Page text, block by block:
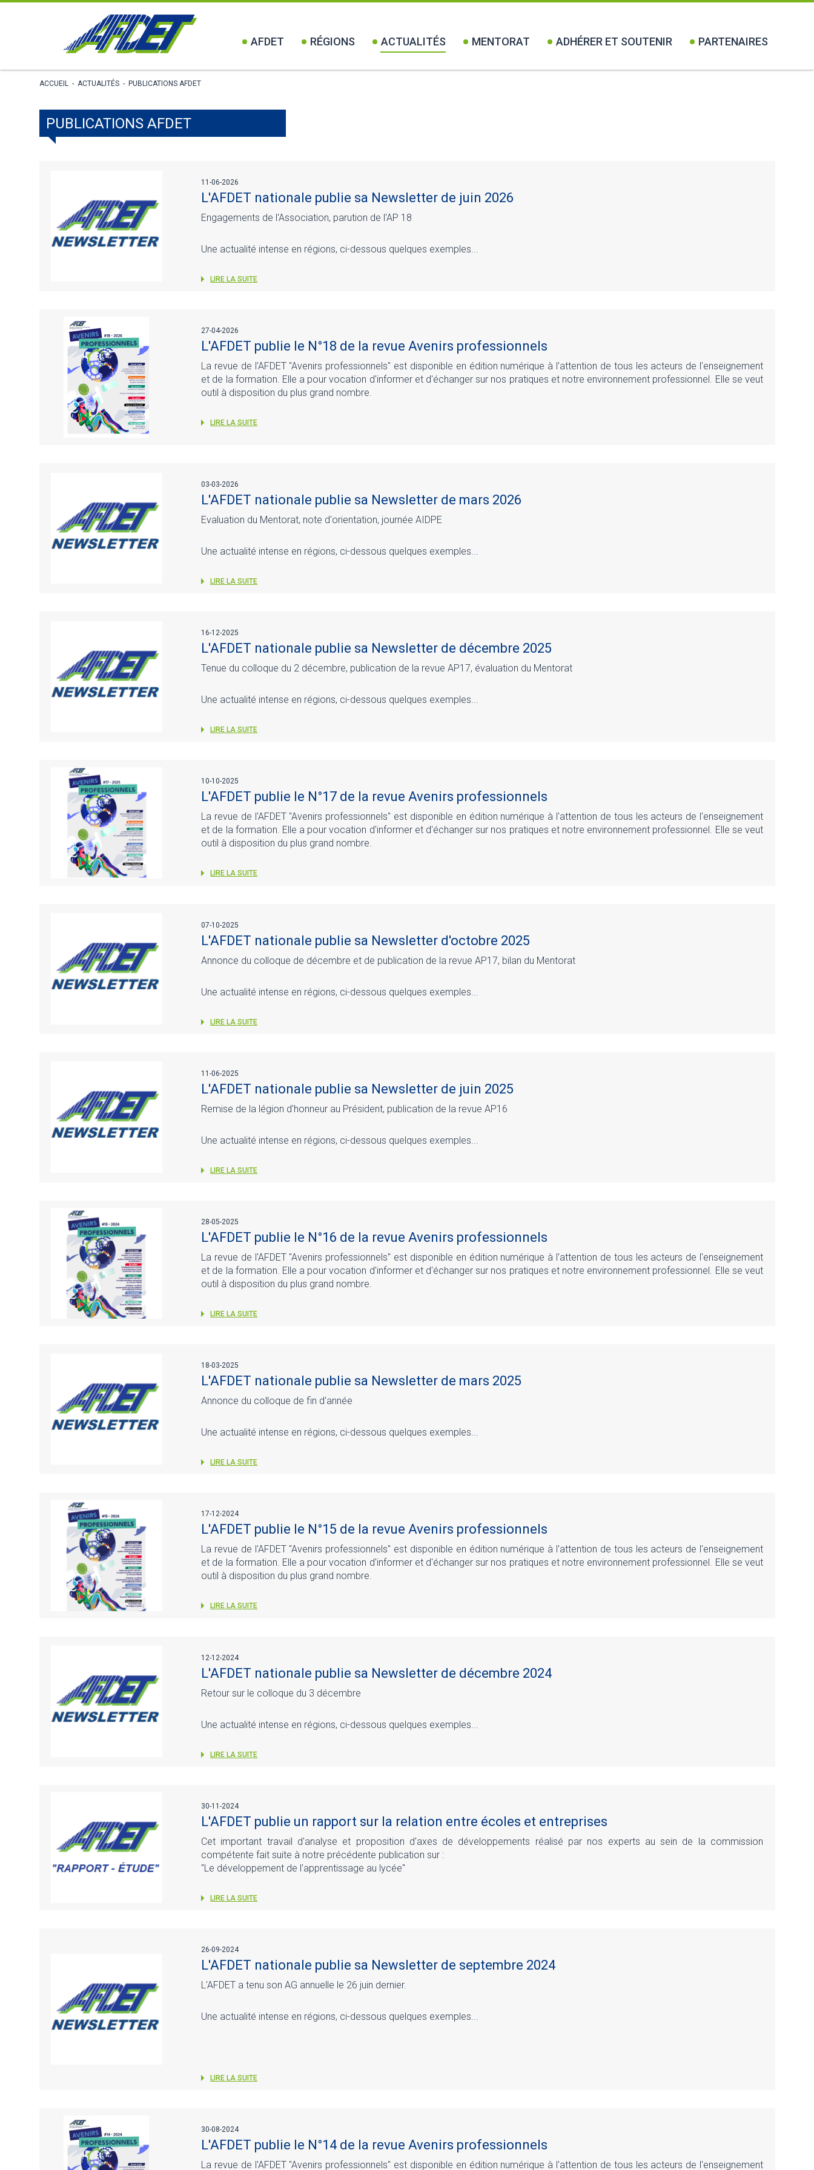
AFDET RÉGIONS ACTUALITÉS MENTORAT ADHÉRER ET SOUTENIR PARTENAIRES
ACCUEIL- ACTUALITÉS- PUBLICATIONS AFDET
PUBLICATIONS AFDET
11-06-2026
L'AFDET nationale publie sa Newsletter de juin 2026
Engagements de l'Association, parution de l'AP 18
Une actualité intense en régions, ci-dessous quelques exemples...
LIRE LA SUITE
27-04-2026
L'AFDET publie le N°18 de la revue Avenirs professionnels
La revue de l'AFDET "Avenirs professionnels" est disponible en édition numérique à l'attention de tous les acteurs de l'enseignement
et de la formation. Elle a pour vocation d'informer et d'échanger sur nos pratiques et notre environnement professionnel. Elle se veut
outil à disposition du plus grand nombre.
LIRE LA SUITE
03-03-2026
L'AFDET nationale publie sa Newsletter de mars 2026
Evaluation du Mentorat, note d'orientation, journée AIDPE
Une actualité intense en régions, ci-dessous quelques exemples...
LIRE LA SUITE
16-12-2025
L'AFDET nationale publie sa Newsletter de décembre 2025
Tenue du colloque du 2 décembre, publication de la revue AP17, évaluation du Mentorat
Une actualité intense en régions, ci-dessous quelques exemples...
LIRE LA SUITE
10-10-2025
L'AFDET publie le N°17 de la revue Avenirs professionnels
La revue de l'AFDET "Avenirs professionnels" est disponible en édition numérique à l'attention de tous les acteurs de l'enseignement
et de la formation. Elle a pour vocation d'informer et d'échanger sur nos pratiques et notre environnement professionnel. Elle se veut
outil à disposition du plus grand nombre.
LIRE LA SUITE
07-10-2025
L'AFDET nationale publie sa Newsletter d'octobre 2025
Annonce du colloque de décembre et de publication de la revue AP17, bilan du Mentorat
Une actualité intense en régions, ci-dessous quelques exemples...
LIRE LA SUITE
11-06-2025
L'AFDET nationale publie sa Newsletter de juin 2025
Remise de la légion d'honneur au Président, publication de la revue AP16
Une actualité intense en régions, ci-dessous quelques exemples...
LIRE LA SUITE
28-05-2025
L'AFDET publie le N°16 de la revue Avenirs professionnels
La revue de l'AFDET "Avenirs professionnels" est disponible en édition numérique à l'attention de tous les acteurs de l'enseignement
et de la formation. Elle a pour vocation d'informer et d'échanger sur nos pratiques et notre environnement professionnel. Elle se veut
outil à disposition du plus grand nombre.
LIRE LA SUITE
18-03-2025
L'AFDET nationale publie sa Newsletter de mars 2025
Annonce du colloque de fin d'année
Une actualité intense en régions, ci-dessous quelques exemples...
LIRE LA SUITE
17-12-2024
L'AFDET publie le N°15 de la revue Avenirs professionnels
La revue de l'AFDET "Avenirs professionnels" est disponible en édition numérique à l'attention de tous les acteurs de l'enseignement
et de la formation. Elle a pour vocation d'informer et d'échanger sur nos pratiques et notre environnement professionnel. Elle se veut
outil à disposition du plus grand nombre.
LIRE LA SUITE
12-12-2024
L'AFDET nationale publie sa Newsletter de décembre 2024
Retour sur le colloque du 3 décembre
Une actualité intense en régions, ci-dessous quelques exemples...
LIRE LA SUITE
30-11-2024
L'AFDET publie un rapport sur la relation entre écoles et entreprises
Cet important travail d'analyse et proposition d'axes de développements réalisé par nos experts au sein de la commission
compétente fait suite à notre précédente publication sur :
"Le développement de l'apprentissage au lycée"
LIRE LA SUITE
26-09-2024
L'AFDET nationale publie sa Newsletter de septembre 2024
L'AFDET a tenu son AG annuelle le 26 juin dernier.
Une actualité intense en régions, ci-dessous quelques exemples...
LIRE LA SUITE
30-08-2024
L'AFDET publie le N°14 de la revue Avenirs professionnels
La revue de l'AFDET "Avenirs professionnels" est disponible en édition numérique à l'attention de tous les acteurs de l'enseignement